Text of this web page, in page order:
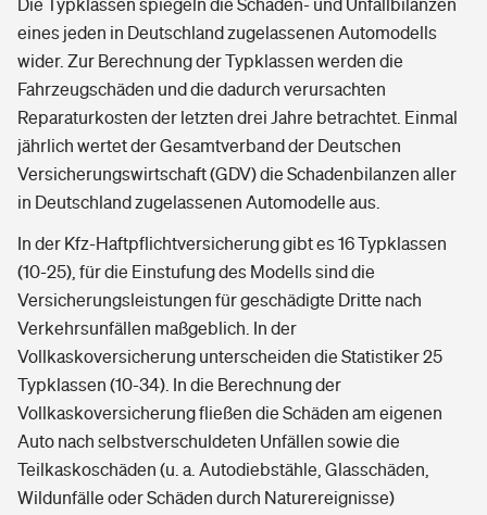
Die Typklassen spiegeln die Schaden- und Unfallbilanzen
eines jeden in Deutschland zugelassenen Automodells
wider. Zur Berechnung der Typklassen werden die
Fahrzeugschäden und die dadurch verursachten
Reparaturkosten der letzten drei Jahre betrachtet. Einmal
jährlich wertet der Gesamtverband der Deutschen
Versicherungswirtschaft (GDV) die Schadenbilanzen aller
in Deutschland zugelassenen Automodelle aus.
In der Kfz-Haftpflichtversicherung gibt es 16 Typklassen
(10-25), für die Einstufung des Modells sind die
Versicherungsleistungen für geschädigte Dritte nach
Verkehrsunfällen maßgeblich. In der
Vollkaskoversicherung unterscheiden die Statistiker 25
Typklassen (10-34). In die Berechnung der
Vollkaskoversicherung fließen die Schäden am eigenen
Auto nach selbstverschuldeten Unfällen sowie die
Teilkaskoschäden (u. a. Autodiebstähle, Glasschäden,
Wildunfälle oder Schäden durch Naturereignisse)